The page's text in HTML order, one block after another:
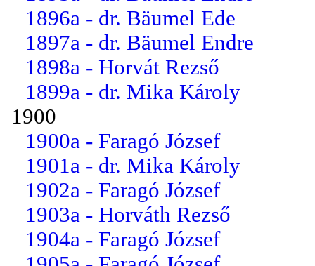
1896a - dr. Bäumel Ede
1897a - dr. Bäumel Endre
1898a - Horvát Rezső
1899a - dr. Mika Károly
1900
1900a - Faragó József
1901a - dr. Mika Károly
1902a - Faragó József
1903a - Horváth Rezső
1904a - Faragó József